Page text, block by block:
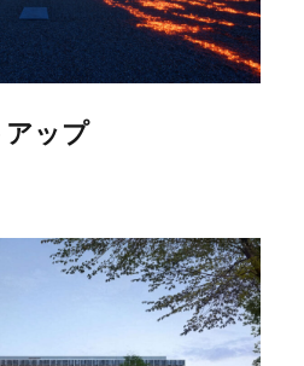
ップ
ルパークス